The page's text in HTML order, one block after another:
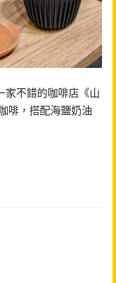
家不錯的咖啡店《山
啡，搭配海鹽奶油